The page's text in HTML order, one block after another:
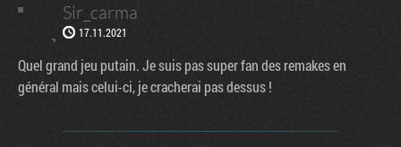
Sir_carma
17.11.2021
Quel grand jeu putain. Je suis pas super fan des remakes en
général mais celui-ci, je cracherai pas dessus !